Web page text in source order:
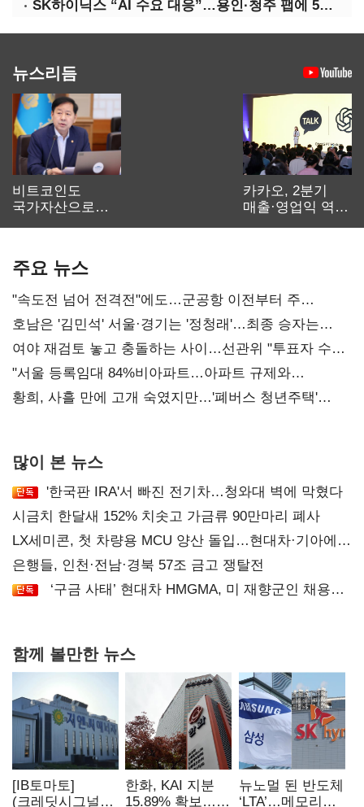
SK하이닉스 “AI 수요 대응”…용인·청주 팹에 54조 투자
뉴스리듬
비트코인도
국가자산으로…'
카카오, 2분기
매출·영업익 역대
주요 뉴스
"속도전 넘어 전격전"에도…군공항 이전부터 주
52시간까지 '뇌관'
호남은 '김민석' 서울·경기는 '정청래'…최종 승자는
'안갯속'
여야 재검토 놓고 충돌하는 사이…선관위 "투표자 수
오차 당연"
"서울 등록임대 84%비아파트…아파트 규제와
달리해야"
황희, 사흘 만에 고개 숙였지만…'폐버스 청년주택'
많이 본 뉴스
'한국판 IRA'서 빠진 전기차…청와대 벽에 막혔다
시금치 한달새 152% 치솟고 가금류 90만마리 폐사
LX세미콘, 첫 차량용 MCU 양산 돌입…현대차·기아에
공급
은행들, 인천·전남·경북 57조 금고 쟁탈전
‘구금 사태’ 현대차 HMGMA, 미 재향군인 채용
함께 볼만한 뉴스
[IB토마토]
(크레딧시그널)
한화, KAI 지분
15.89% 확보…
뉴노멀 된 반도체
‘LTA’…메모리